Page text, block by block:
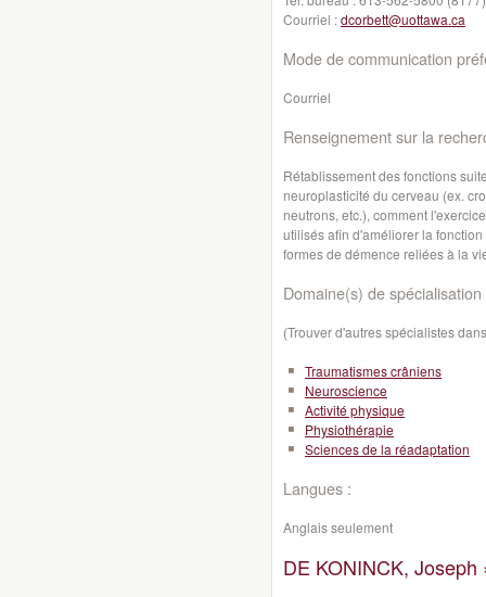
Courriel :dcorbett@uottawa.ca
Mode de communication
Courriel
Renseignement sur la
Rétablissement des fonctions
neuroplasticité du cerveau (ex.
neutrons, etc.), comment
utilisés afin d'améliorer la
formes de démence reliées à la
Domaine(s) de spécialisation
(Trouver d'autres spécialistes
Traumatismes crâniens
Neuroscience
Activité physique
Physiothérapie
Sciences de la réadaptation
Langues :
Anglais seulement
DE KONINCK, Joseph